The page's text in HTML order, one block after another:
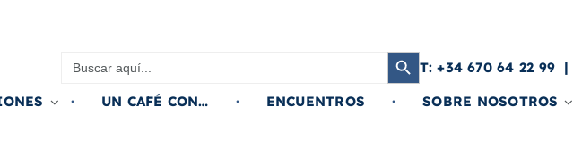
Botón de búsqueda
T: +34 670 64 22 99
UN CAFÉ CON… ENCUENTROS SOBRE NOSOTROS